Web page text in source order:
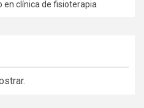
en clínica de fisioterapia